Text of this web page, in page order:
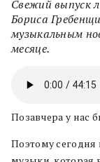
Свежий выпуск
Бориса
музыкальным
месяце.
Позавчера у нас
Поэтому